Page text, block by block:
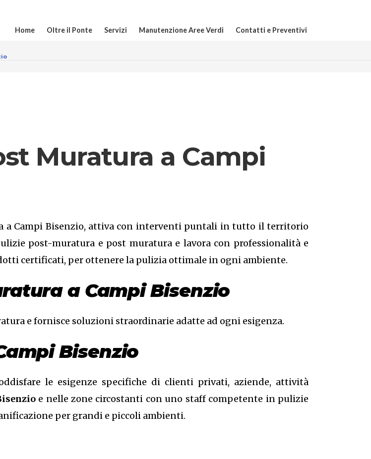
Home Oltre il Ponte Servizi Manutenzione Aree Verdi Contatti e Preventivi
Muratura a Campi
a Campi Bisenzio, attiva con interventi puntali in tutto il territorio
post-muratura e post muratura e lavora con professionalità e
certificati, per ottenere la pulizia ottimale in ogni ambiente.
a Campi Bisenzio
e fornisce soluzioni straordinarie adatte ad ogni esigenza.
Bisenzio
le esigenze specifiche di clienti privati, aziende, attività
e nelle zone circostanti con uno staff competente in pulizie
per grandi e piccoli ambienti.